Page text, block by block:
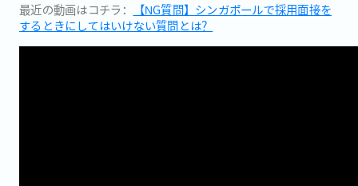
最近の動画はコチラ：
【NG質問】シンガポールで採用面接を
するときにしてはいけない質問とは？